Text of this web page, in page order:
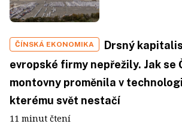
ČÍNSKÁ EKONOMIKA
Drsný
evropské firmy nepřežily. Jak se
montovny proměnila v
kterému svět nestačí
11 minut čtení